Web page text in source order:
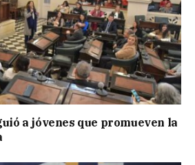
a jóvenes que promueven la